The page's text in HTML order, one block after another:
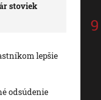
stoviek
lepšie
odsúdenie